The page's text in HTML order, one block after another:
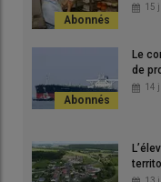
15
Le
de
14